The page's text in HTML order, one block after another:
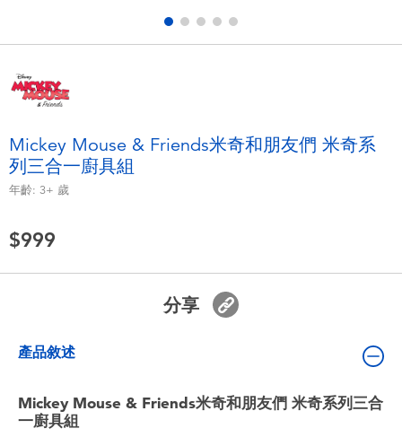
毛毛公仔玩具
Mickey Mouse & Friends米奇和朋友們 米奇系
列三合一廚具組
年齡: 3+ 歲
$999
分享
產品敘述
Mickey Mouse & Friends米奇和朋友們 米奇系列三合
一廚具組